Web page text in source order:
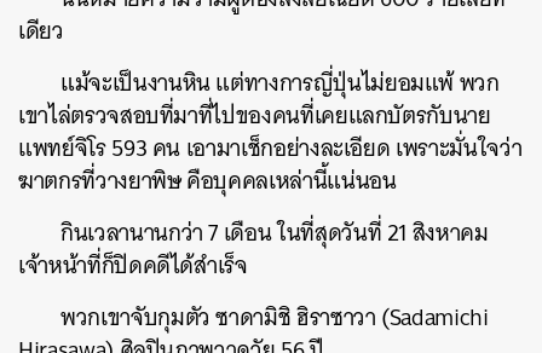
เดียว
แม้จะเป็นงานหิน แต่ทางการญี่ปุ่นไม่ยอมแพ้ พวก
เขาไล่ตรวจสอบที่มาที่ไปของคนที่เคยแลกบัตรกับนาย
แพทย์จิโร 593 คน เอามาเช็กอย่างละเอียด เพราะมั่นใจว่า
ฆาตกรที่วางยาพิษ คือบุคคลเหล่านี้แน่นอน
กินเวลานานกว่า 7 เดือน ในที่สุดวันที่ 21 สิงหาคม
เจ้าหน้าที่ก็ปิดคดีได้สำเร็จ
พวกเขาจับกุมตัว ซาดามิชิ ฮิราซาวา (Sadamichi